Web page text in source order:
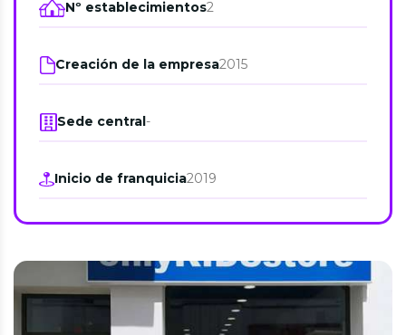
Nº establecimientos2
Creación de la empresa2015
Sede central -
Inicio de franquicia2019